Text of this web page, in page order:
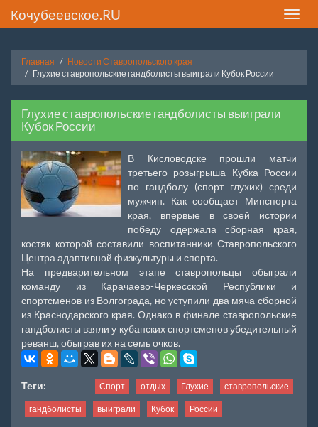
Toggle
Кочубеевское.RU
Главная
Новости Ставропольского края
Глухие ставропольские гандболисты выиграли Кубок России
Глухие ставропольские гандболисты выиграли
Кубок России
В Кисловодске прошли матчи
третьего розыгрыша Кубка России
по гандболу (спорт глухих) среди
мужчин. Как сообщает Минспорта
края, впервые в своей истории
победу одержала сборная края,
костяк которой составили воспитанники Ставропольского
Центра адаптивной физкультуры и спорта.
На предварительном этапе ставропольцы обыграли
команду из Карачаево-Черкесской Республики и
спортсменов из Волгограда, но уступили два мяча сборной
из Краснодарского края. Однако в финале ставропольские
гандболисты взяли у кубанских спортсменов убедительный
реванш, обыграв их на семь очков.
Теги: Спорт отдых Глухие ставропольские
гандболисты выиграли Кубок России